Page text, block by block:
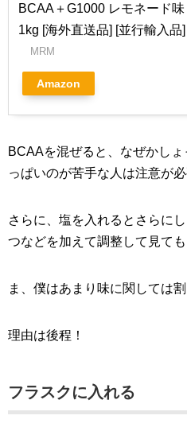
BCAA＋G1000 レモネード味
1kg [海外直送品] [並行輸入品]
MRM
Amazon
BCAAを混ぜると、なぜかし
っぱいのが苦手な人は注意が必
さらに、塩を入れるとさらに
つなどを加えて調整して見ても
ま、僕はあまり味に関しては
理由は後程！
フラスクに入れる